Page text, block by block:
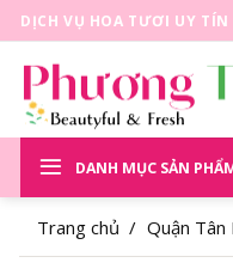
Skip
to
content
DỊCH VỤ HOA TƯƠI UY
DANH MỤC SẢN
Trang chủ / Quận Tân